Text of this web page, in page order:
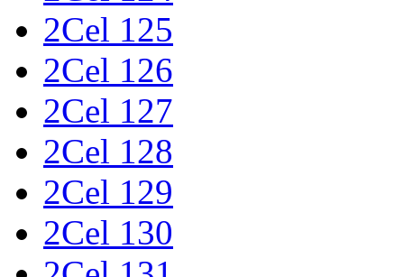
2Cel 125
2Cel 126
2Cel 127
2Cel 128
2Cel 129
2Cel 130